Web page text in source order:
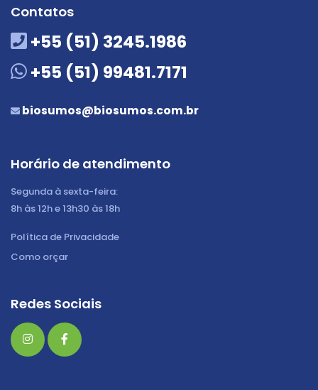
Contatos
+55 (51) 3245.1986
+55 (51) 99481.7171
biosumos@biosumos.com.br
Horário de atendimento
Segunda à sexta-feira:
8h às 12h e 13h30 às 18h
Política de Privacidade
Como orçar
Redes Sociais